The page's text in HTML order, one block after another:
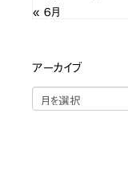
« 6月
アーカイブ